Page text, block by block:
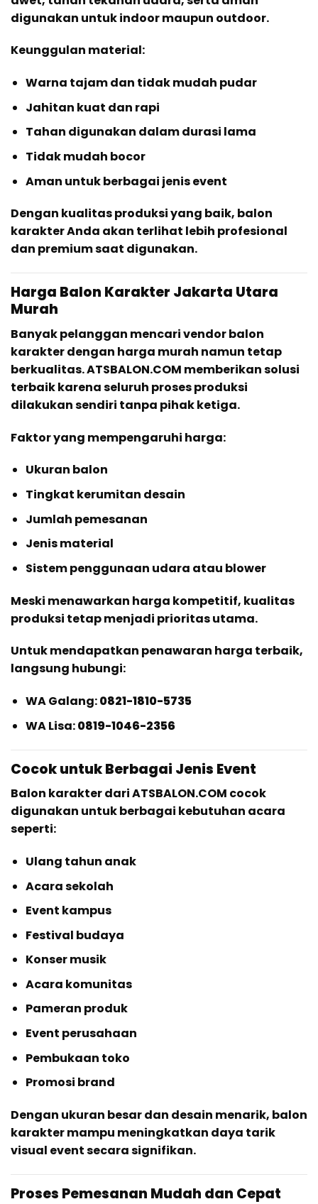
digunakan untuk indoor maupun outdoor.
Keunggulan material:
Warna tajam dan tidak mudah pudar
Jahitan kuat dan rapi
Tahan digunakan dalam durasi lama
Tidak mudah bocor
Aman untuk berbagai jenis event
Dengan kualitas produksi yang baik, balon
karakter Anda akan terlihat lebih profesional
dan premium saat digunakan.
Harga Balon Karakter Jakarta Utara
Murah
Banyak pelanggan mencari vendor balon
karakter dengan harga murah namun tetap
berkualitas. ATSBALON.COM memberikan solusi
terbaik karena seluruh proses produksi
dilakukan sendiri tanpa pihak ketiga.
Faktor yang mempengaruhi harga:
Ukuran balon
Tingkat kerumitan desain
Jumlah pemesanan
Jenis material
Sistem penggunaan udara atau blower
Meski menawarkan harga kompetitif, kualitas
produksi tetap menjadi prioritas utama.
Untuk mendapatkan penawaran harga terbaik,
langsung hubungi:
WA Galang:0821-1810-5735
WA Lisa:0819-1046-2356
Cocok untuk Berbagai Jenis Event
Balon karakter dari ATSBALON.COM cocok
digunakan untuk berbagai kebutuhan acara
seperti:
Ulang tahun anak
Acara sekolah
Event kampus
Festival budaya
Konser musik
Acara komunitas
Pameran produk
Event perusahaan
Pembukaan toko
Promosi brand
Dengan ukuran besar dan desain menarik, balon
karakter mampu meningkatkan daya tarik
visual event secara signifikan.
Proses Pemesanan Mudah dan Cepat